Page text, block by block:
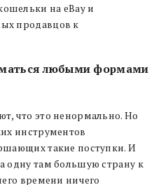
на eBay и
продавцов к
любыми формами
что это ненормально. Но
инструментов
такие поступки. И
одну там большую страну к
времени ничего